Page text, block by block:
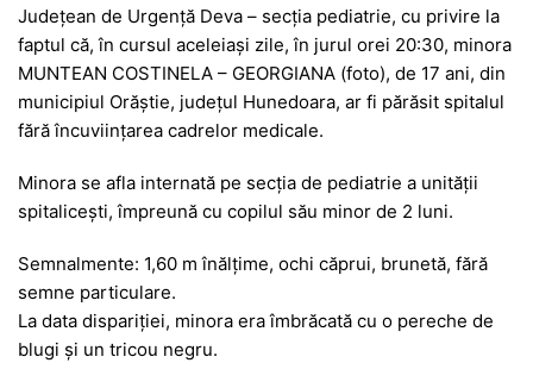
Județean de Urgență Deva – secția pediatrie, cu privire la
faptul că, în cursul aceleiași zile, în jurul orei 20:30, minora
MUNTEAN COSTINELA – GEORGIANA (foto), de 17 ani, din
municipiul Orăștie, județul Hunedoara, ar fi părăsit spitalul
fără încuviințarea cadrelor medicale.
Minora se afla internată pe secția de pediatrie a unității
spitalicești, împreună cu copilul său minor de 2 luni.
Semnalmente: 1,60 m înălțime, ochi căprui, brunetă, fără
semne particulare.
La data dispariției, minora era îmbrăcată cu o pereche de
blugi și un tricou negru.